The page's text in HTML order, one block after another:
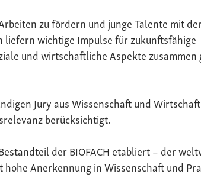
zu fördern und junge Talente mit
liefern wichtige Impulse für zukunftsfähige
und wirtschaftliche Aspekte zusammen
Jury aus Wissenschaft und
berücksichtigt.
der BIOFACH etabliert – der
Anerkennung in Wissenschaft und